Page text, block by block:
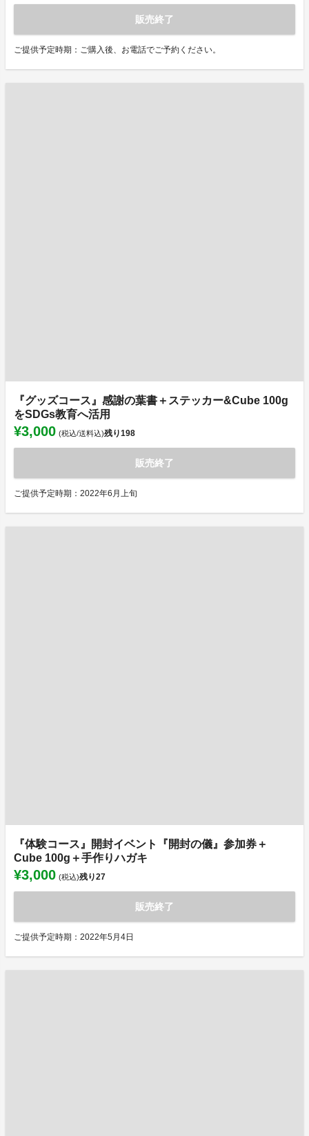
販売終了
ご提供予定時期：ご購入後、お電話でご予約ください。
『グッズコース』感謝の葉書＋ステッカー&Cube 100g
をSDGs教育へ活用
¥3,000 (税込/送料込)残り198
販売終了
ご提供予定時期：2022年6月上旬
『体験コース』開封イベント『開封の儀』参加券＋
Cube 100g＋手作りハガキ
¥3,000 (税込)残り27
販売終了
ご提供予定時期：2022年5月4日